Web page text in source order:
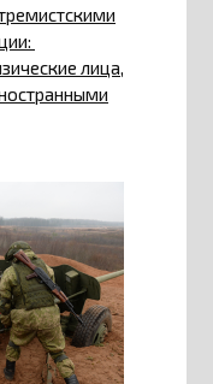
лица,